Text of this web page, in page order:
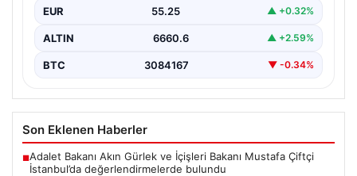
EUR 55.25 ▲ +0.32%
ALTIN 6660.6 ▲ +2.59%
BTC 3084167 ▼ -0.34%
Son Eklenen Haberler
■Adalet Bakanı Akın Gürlek ve İçişleri Bakanı Mustafa Çiftçi
İstanbul’da değerlendirmelerde bulundu